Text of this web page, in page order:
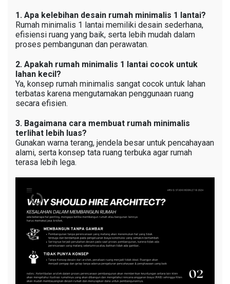
1. Apa kelebihan desain rumah minimalis 1 lantai?
Rumah minimalis 1 lantai memiliki desain sederhana,
efisiensi ruang yang baik, serta lebih mudah dalam
proses pembangunan dan perawatan.
2. Apakah rumah minimalis 1 lantai cocok untuk
lahan kecil?
Ya, konsep rumah minimalis sangat cocok untuk lahan
terbatas karena mengutamakan penggunaan ruang
secara efisien.
3. Bagaimana cara membuat rumah minimalis
terlihat lebih luas?
Gunakan warna terang, jendela besar untuk pencahayaan
alami, serta konsep tata ruang terbuka agar rumah
terasa lebih lega.